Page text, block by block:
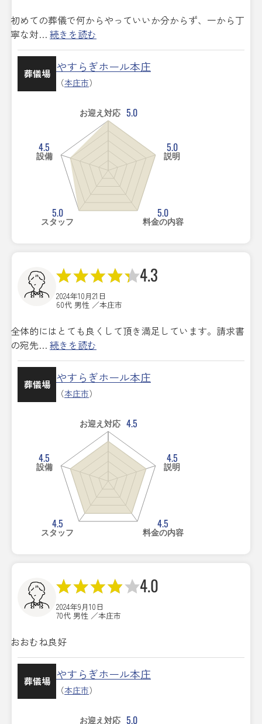
初めての葬儀で何からやっていいか分からず、一から丁
寧な対… 続きを読む
葬儀場 やすらぎホール本庄
（本庄市）
お迎え対応 5.0
5.0
説明
5.0
料金の内容
5.0
スタッフ
4.5
設備
4.3
2024年10月21日
60代 男性 ／本庄市
全体的にはとても良くして頂き満足しています。請求書
の宛先… 続きを読む
葬儀場 やすらぎホール本庄
（本庄市）
お迎え対応 4.5
4.5
説明
4.5
料金の内容
4.5
スタッフ
4.5
設備
4.0
2024年9月10日
70代 男性 ／本庄市
おおむね良好
葬儀場 やすらぎホール本庄
（本庄市）
お迎え対応 5.0